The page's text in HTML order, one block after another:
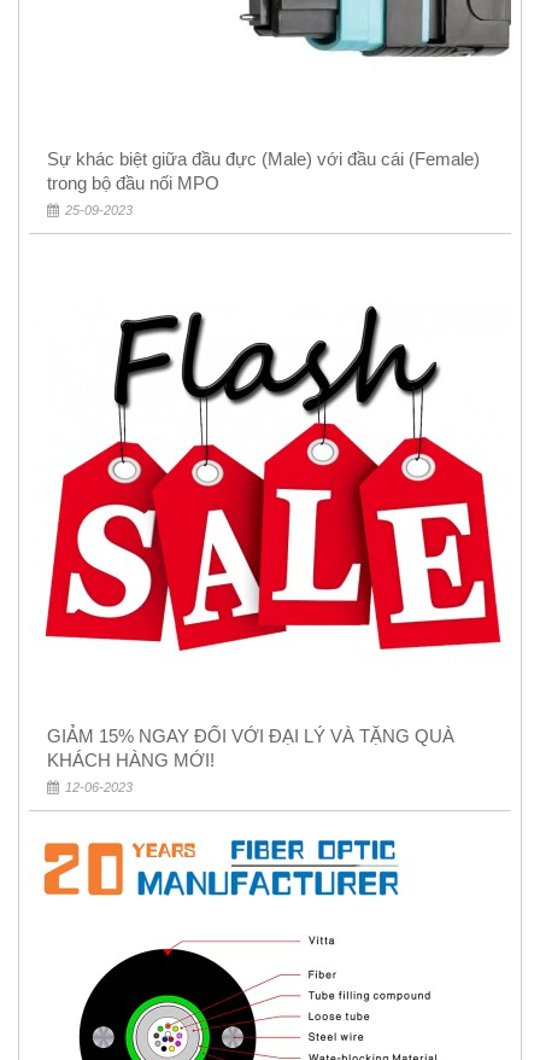
Sự khác biệt giữa đầu đực (Male) với đầu cái (Female)
trong bộ đầu nối MPO
25-09-2023
GIẢM 15% NGAY ĐỐI VỚI ĐẠI LÝ VÀ TẶNG QUÀ
KHÁCH HÀNG MỚI!
12-06-2023